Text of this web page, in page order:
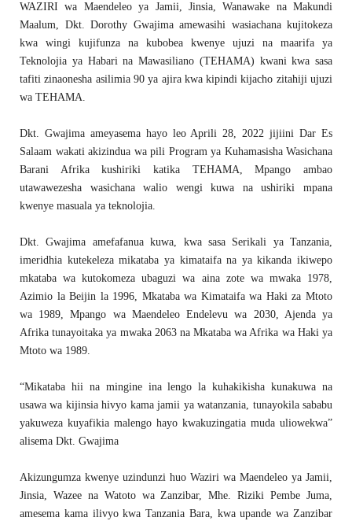
WAZIRI wa Maendeleo ya Jamii, Jinsia, Wanawake na Makundi
Maalum, Dkt. Dorothy Gwajima amewasihi wasiachana kujitokeza
kwa wingi kujifunza na kubobea kwenye ujuzi na maarifa ya
Teknolojia ya Habari na Mawasiliano (TEHAMA) kwani kwa sasa
tafiti zinaonesha asilimia 90 ya ajira kwa kipindi kijacho zitahiji ujuzi
wa TEHAMA.
Dkt. Gwajima ameyasema hayo leo Aprili 28, 2022 jijiini Dar Es
Salaam wakati akizindua wa pili Program ya Kuhamasisha Wasichana
Barani Afrika kushiriki katika TEHAMA, Mpango ambao
utawawezesha wasichana walio wengi kuwa na ushiriki mpana
kwenye masuala ya teknolojia.
Dkt. Gwajima amefafanua kuwa, kwa sasa Serikali ya Tanzania,
imeridhia kutekeleza mikataba ya kimataifa na ya kikanda ikiwepo
mkataba wa kutokomeza ubaguzi wa aina zote wa mwaka 1978,
Azimio la Beijin la 1996, Mkataba wa Kimataifa wa Haki za Mtoto
wa 1989, Mpango wa Maendeleo Endelevu wa 2030, Ajenda ya
Afrika tunayoitaka ya mwaka 2063 na Mkataba wa Afrika wa Haki ya
Mtoto wa 1989.
“Mikataba hii na mingine ina lengo la kuhakikisha kunakuwa na
usawa wa kijinsia hivyo kama jamii ya watanzania, tunayokila sababu
yakuweza kuyafikia malengo hayo kwakuzingatia muda uliowekwa”
alisema Dkt. Gwajima
Akizungumza kwenye uzindunzi huo Waziri wa Maendeleo ya Jamii,
Jinsia, Wazee na Watoto wa Zanzibar, Mhe. Riziki Pembe Juma,
amesema kama ilivyo kwa Tanzania Bara, kwa upande wa Zanzibar